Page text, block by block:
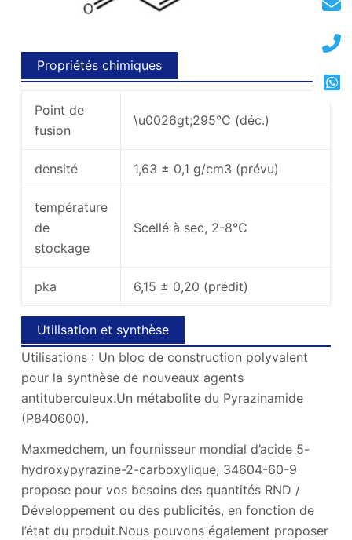
Propriétés chimiques
Point de
fusion
\u0026gt;295°C (déc.)
densité 1,63 ± 0,1 g/cm3 (prévu)
température
de
stockage
Scellé à sec, 2-8°C
pka 6,15 ± 0,20 (prédit)
Utilisation et synthèse
Utilisations : Un bloc de construction polyvalent
pour la synthèse de nouveaux agents
antituberculeux.Un métabolite du Pyrazinamide
(P840600).
Maxmedchem, un fournisseur mondial d’acide 5-
hydroxypyrazine-2-carboxylique, 34604-60-9
propose pour vos besoins des quantités RND /
Développement ou des publicités, en fonction de
l’état du produit.Nous pouvons également proposer